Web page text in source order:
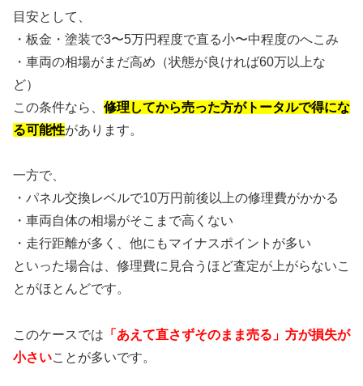
目安として、
・板金・塗装で3〜5万円程度で直る小〜中程度のへこみ
・車両の相場がまだ高め（状態が良ければ60万以上な
ど）
この条件なら、 修理してから売った方がトータルで得にな
る可能性があります。
一方で、
・パネル交換レベルで10万円前後以上の修理費がかかる
・車両自体の相場がそこまで高くない
・走行距離が多く、他にもマイナスポイントが多い
といった場合は、修理費に見合うほど査定が上がらないこ
とがほとんどです。
このケースでは 「あえて直さずそのまま売る」方が損失が
小さいことが多いです。